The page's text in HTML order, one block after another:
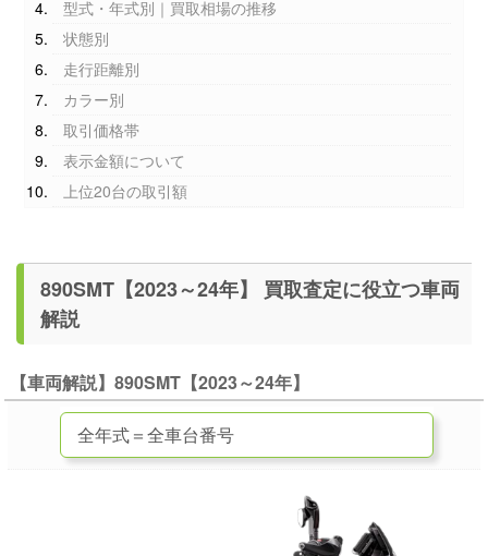
型式・年式別｜買取相場の推移
状態別
走行距離別
カラー別
取引価格帯
表示金額について
上位20台の取引額
890SMT【2023～24年】 買取査定に役立つ車両
解説
【車両解説】890SMT【2023～24年】